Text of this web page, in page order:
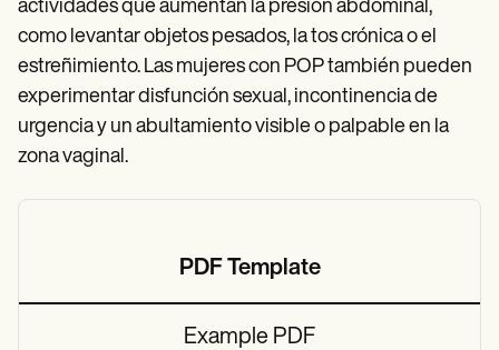
actividades que aumentan la presión abdominal,
como levantar objetos pesados, la tos crónica o el
estreñimiento. Las mujeres con POP también pueden
experimentar disfunción sexual, incontinencia de
urgencia y un abultamiento visible o palpable en la
zona vaginal.
PDF Template
Example PDF